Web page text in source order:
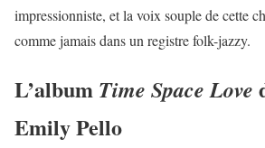
impressionniste, et la voix souple de cette
comme jamais dans un registre folk-jazzy.
L’album Time Space Love
Emily Pello